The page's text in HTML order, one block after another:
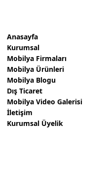
Anasayfa
Kurumsal
Mobilya Firmaları
Mobilya Ürünleri
Mobilya Blogu
Dış Ticaret
Mobilya Video Galerisi
İletişim
Kurumsal Üyelik